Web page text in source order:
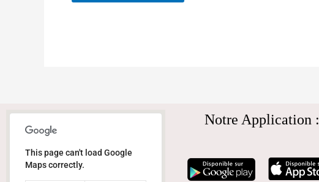
This page can't load Google
Maps correctly.
Notre Application :